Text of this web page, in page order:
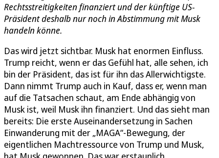
Rechtsstreitigkeiten finanziert und der künftige US-
Präsident deshalb nur noch in Abstimmung mit Musk
handeln könne.
Das wird jetzt sichtbar. Musk hat enormen Einfluss.
Trump reicht, wenn er das Gefühl hat, alle sehen, ich
bin der Präsident, das ist für ihn das Allerwichtigste.
Dann nimmt Trump auch in Kauf, dass er, wenn man
auf die Tatsachen schaut, am Ende abhängig von
Musk ist, weil Musk ihn finanziert. Und das sieht man
bereits: Die erste Auseinandersetzung in Sachen
Einwanderung mit der „MAGA“-Bewegung, der
eigentlichen Machtressource von Trump und Musk,